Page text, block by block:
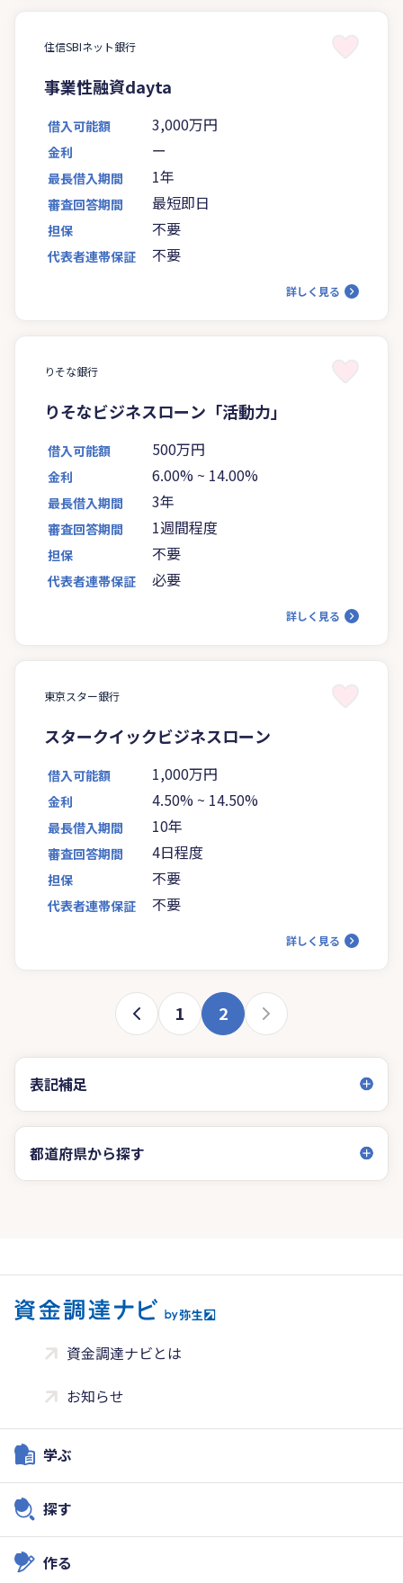
住信SBIネット銀行
事業性融資dayta
借入可能額 3,000万円
金利 ー
最長借入期間 1年
審査回答期間 最短即日
担保 不要
代表者連帯保証 不要
詳しく見る
りそな銀行
りそなビジネスローン「活動力」
借入可能額 500万円
金利 6.00% ~ 14.00%
最長借入期間 3年
審査回答期間 1週間程度
担保 不要
代表者連帯保証 必要
詳しく見る
東京スター銀行
スタークイックビジネスローン
借入可能額 1,000万円
金利 4.50% ~ 14.50%
最長借入期間 10年
審査回答期間 4日程度
担保 不要
代表者連帯保証 不要
詳しく見る
1 2
表記補足
都道府県から探す
資金調達ナビとは
お知らせ
学ぶ
探す
作る